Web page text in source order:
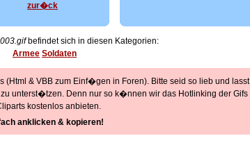
zur�ck
befindet sich in diesen Kategorien:
Armee Soldaten
(Html & VBB zum Einf�gen in Foren). Bitte seid so lieb und lasst
unterst�tzen. Denn nur so k�nnen wir das Hotlinking der Gifs
kostenlos anbieten.
anklicken & kopieren!